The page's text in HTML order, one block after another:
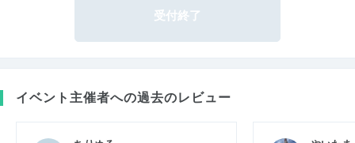
受付終了
イベント主催者への過去のレビュー